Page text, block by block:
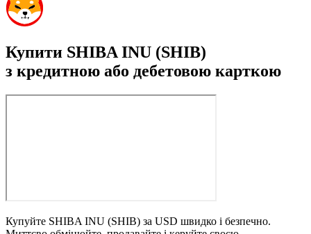
Купити SHIBA INU (SHIB)
з кредитною або дебетовою карткою
Купуйте SHIBA INU (SHIB) за USD швидко і безпечно.